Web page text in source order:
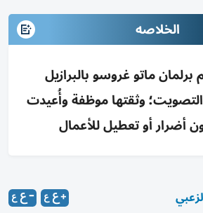
الخلاصه
برلمان ماتو غروسو بالبرازيل
وثقتها موظفة وأُعيدت
أضرار أو تعطيل للأعمال